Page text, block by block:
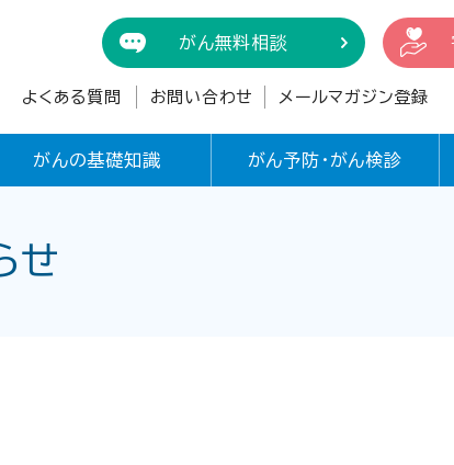
がん無料相談
よくある質問 お問い合わせ メールマガジン登録
がんの基礎知識 がん予防・がん検診
せ